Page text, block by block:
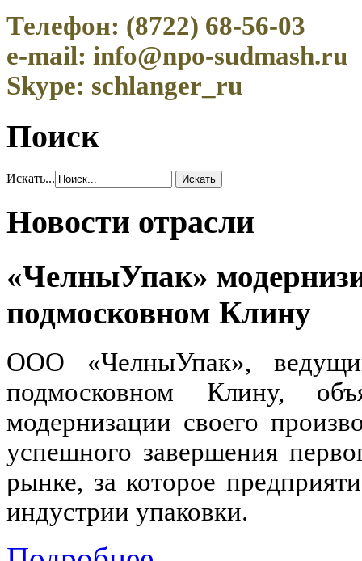
Телефон: (8722) 68-56-03
e-mail: info@npo-sudmash.ru
Skype: schlanger_ru
Поиск
Искать...
Новости отрасли
«ЧелныУпак»
подмосковном Клину
ООО «ЧелныУпак»,
подмосковном Клину,
модернизации своего
успешного завершения
рынке, за которое
индустрии упаковки.